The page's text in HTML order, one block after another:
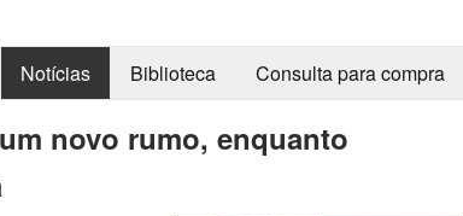
Notícias Biblioteca Consulta para compra
novo rumo, enquanto